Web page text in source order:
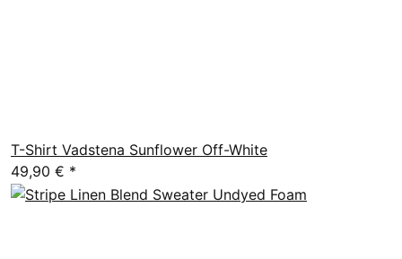
T-Shirt Vadstena Sunflower Off-White
49,90 € *